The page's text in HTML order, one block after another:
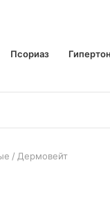
Псориаз
/ Дермовейт